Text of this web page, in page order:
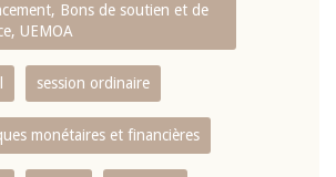
Bons de soutien et de
UEMOA
session ordinaire
monétaires et financières